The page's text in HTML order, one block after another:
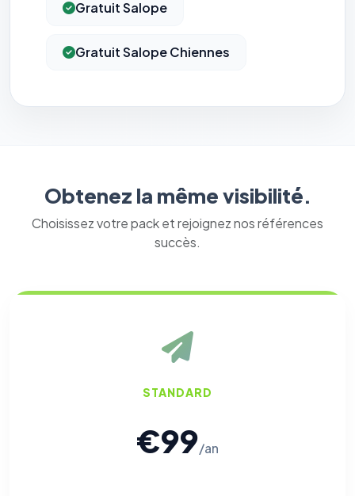
Gratuit Salope
Gratuit Salope Chiennes
Obtenez la même visibilité.
Choisissez votre pack et rejoignez nos références
succès.
STANDARD
€99/an